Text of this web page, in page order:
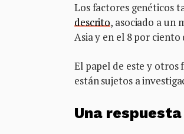
Los factores genéticos
descrito, asociado a un
Asia y en el 8 por ciento
El papel de este y otros
están sujetos a
Una